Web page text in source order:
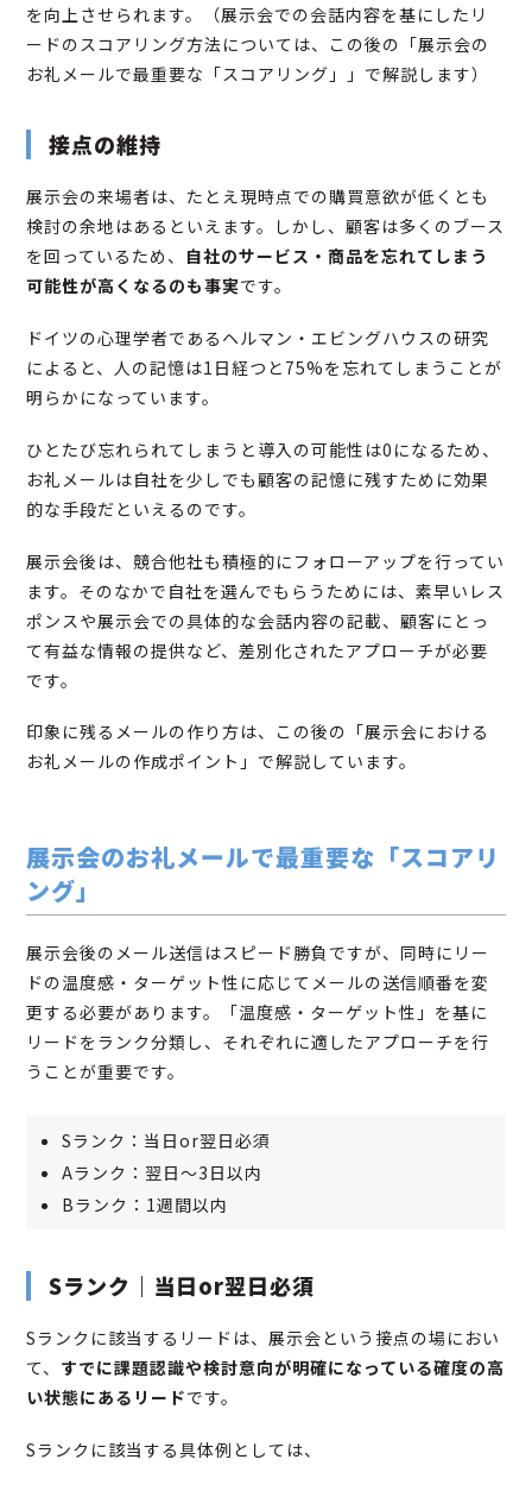
を向上させられます。（展示会での会話内容を基にしたリ
ードのスコアリング方法については、この後の「展示会の
お礼メールで最重要な「スコアリング」」で解説します）
接点の維持
展示会の来場者は、たとえ現時点での購買意欲が低くとも
検討の余地はあるといえます。しかし、顧客は多くのブース
を回っているため、 自社のサービス・商品を忘れてしまう
可能性が高くなるのも事実です。
ドイツの心理学者であるヘルマン・エビングハウスの研究
によると、人の記憶は1日経つと75%を忘れてしまうことが
明らかになっています。
ひとたび忘れられてしまうと導入の可能性は0になるため、
お礼メールは自社を少しでも顧客の記憶に残すために効果
的な手段だといえるのです。
展示会後は、競合他社も積極的にフォローアップを行ってい
ます。そのなかで自社を選んでもらうためには、素早いレス
ポンスや展示会での具体的な会話内容の記載、顧客にとっ
て有益な情報の提供など、差別化されたアプローチが必要
です。
印象に残るメールの作り方は、この後の「展示会における
お礼メールの作成ポイント」で解説しています。
展示会のお礼メールで最重要な「スコアリ
ング」
展示会後のメール送信はスピード勝負ですが、同時にリー
ドの温度感・ターゲット性に応じてメールの送信順番を変
更する必要があります。「温度感・ターゲット性」を基に
リードをランク分類し、それぞれに適したアプローチを行
うことが重要です。
Sランク：当日or翌日必須
Aランク：翌日〜3日以内
Bランク：1週間以内
Sランク｜当日or翌日必須
Sランクに該当するリードは、展示会という接点の場におい
て、 すでに課題認識や検討意向が明確になっている確度の高
い状態にあるリードです。
Sランクに該当する具体例としては、